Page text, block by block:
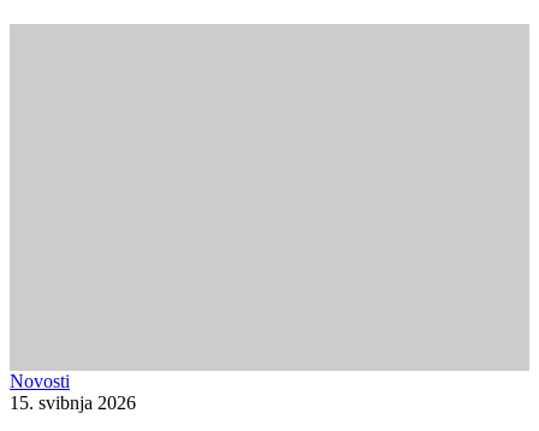
Novosti
15. svibnja 2026